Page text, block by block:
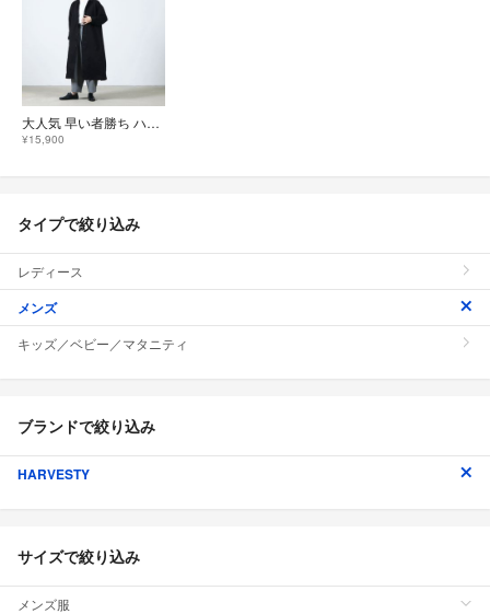
大人気 早い者勝ち ハーベスティ アトリエコート チノクロス ユニセックス 黒
¥15,900
タイプで絞り込み
レディース
メンズ
キッズ／ベビー／マタニティ
ブランドで絞り込み
HARVESTY
サイズで絞り込み
メンズ服